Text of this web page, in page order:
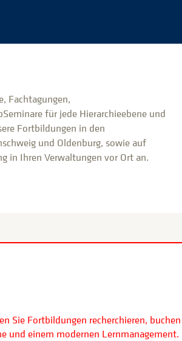
Fachtagungen,
für jede Hierarchieebene und
Fortbildungen in den
und Oldenburg, sowie auf
in Ihren Verwaltungen vor Ort an.
Sie Fortbildungen recherchieren, buchen
und einem modernen Lernmanagement.